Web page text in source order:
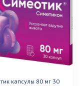
капсулы 80 мг 30